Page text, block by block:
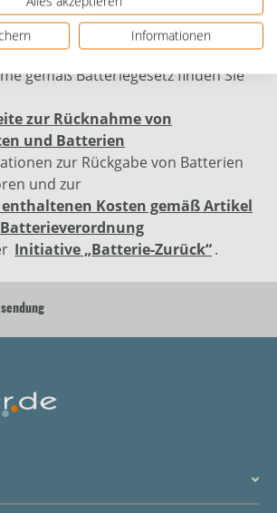
zur kostenlosen
gemäß Elektro- und
sowie zur kostenlosen
gemäß Batteriegesetz finden Sie
zur Rücknahme von
und Batterien
zur Rückgabe von Batterien
und zur
enthaltenen Kosten gemäß Artikel
Batterieverordnung
Initiative „Batterie-Zurück“.
Informationen